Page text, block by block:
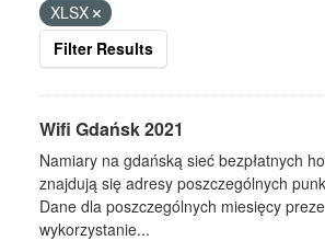
XLSX
Filter Results
Wifi Gdańsk 2021
Namiary na gdańską sieć bezpłatnych
znajdują się adresy poszczególnych
Dane dla poszczególnych miesięcy
wykorzystanie...